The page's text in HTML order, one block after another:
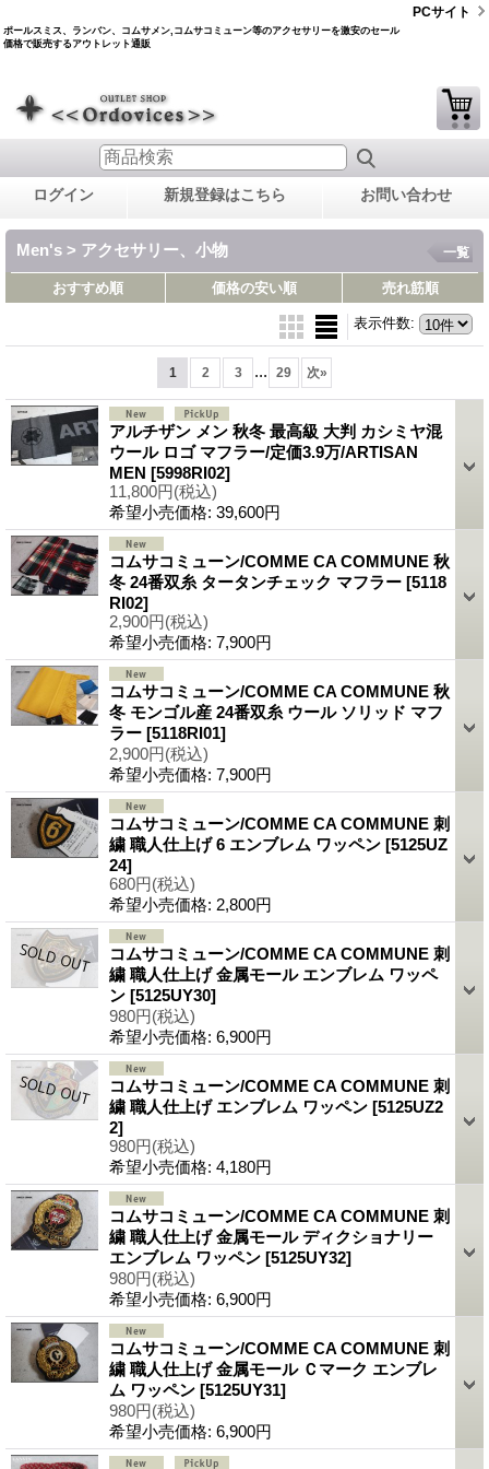
ポールスミス、ランバン、コムサメン,コムサコミューン等のアクセサリーを激安のセール
価格で販売するアウトレット通販
PCサイト
ログイン 新規登録はこちら お問い合わせ
Men's > アクセサリー、小物 一覧
おすすめ順 価格の安い順 売れ筋順
表示件数:
1 2 3 ... 29 次»
アルチザン メン 秋冬 最高級 大判 カシミヤ混
ウール ロゴ マフラー/定価3.9万/ARTISAN
MEN [5998RI02]
11,800円(税込)
希望小売価格: 39,600円
コムサコミューン/COMME CA COMMUNE 秋
冬 24番双糸 タータンチェック マフラー [5118
RI02]
2,900円(税込)
希望小売価格: 7,900円
コムサコミューン/COMME CA COMMUNE 秋
冬 モンゴル産 24番双糸 ウール ソリッド マフ
ラー [5118RI01]
2,900円(税込)
希望小売価格: 7,900円
コムサコミューン/COMME CA COMMUNE 刺
繍 職人仕上げ 6 エンブレム ワッペン [5125UZ
24]
680円(税込)
希望小売価格: 2,800円
コムサコミューン/COMME CA COMMUNE 刺
繍 職人仕上げ 金属モール エンブレム ワッペ
ン [5125UY30]
980円(税込)
希望小売価格: 6,900円
コムサコミューン/COMME CA COMMUNE 刺
繍 職人仕上げ エンブレム ワッペン [5125UZ2
2]
980円(税込)
希望小売価格: 4,180円
コムサコミューン/COMME CA COMMUNE 刺
繍 職人仕上げ 金属モール ディクショナリー
エンブレム ワッペン [5125UY32]
980円(税込)
希望小売価格: 6,900円
コムサコミューン/COMME CA COMMUNE 刺
繍 職人仕上げ 金属モール Ｃマーク エンブレ
ム ワッペン [5125UY31]
980円(税込)
希望小売価格: 6,900円